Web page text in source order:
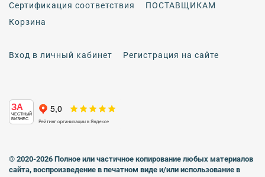
Сертификация соответствия
ПОСТАВЩИКАМ
Корзина
Вход в личный кабинет Регистрация на сайте
ЗА
ЧЕСТНЫЙ
БИЗНЕС
© 2020-2026 Полное или частичное копирование любых материалов
сайта, воспроизведение в печатном виде и/или использование в